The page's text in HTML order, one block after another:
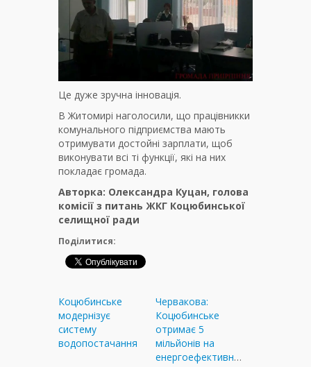
Це дуже зручна інновація.
В Житомирі наголосили, що працівникки
комунального підприємства мають
отримувати достойні зарплати, щоб
виконувати всі ті функції, які на них
покладає громада.
Авторка: Олександра Куцан, голова
комісії з питань ЖКГ Коцюбинської
селищної ради
Поділитися:
Коцюбинське
модернізує
систему
водопостачання
Червакова:
Коцюбинське
отримає 5
мільйонів на
енергоефективність